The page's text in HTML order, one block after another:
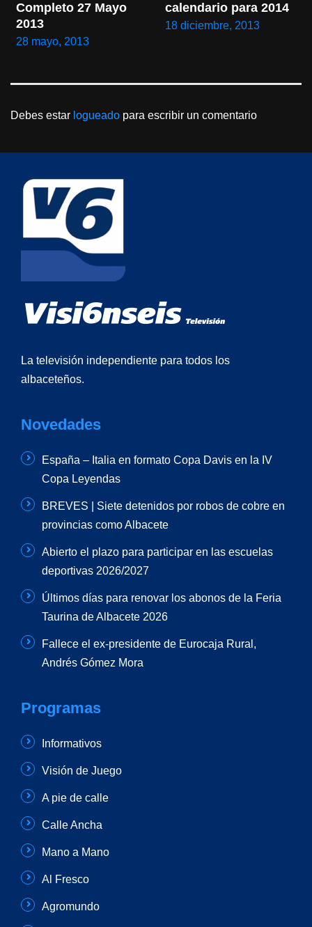
Completo 27 Mayo
2013
28 mayo, 2013
calendario para 2014
18 diciembre, 2013
Debes estar logueado para escribir un comentario
La televisión independiente para todos los
albaceteños.
Novedades
España – Italia en formato Copa Davis en la IV
Copa Leyendas
BREVES | Siete detenidos por robos de cobre en
provincias como Albacete
Abierto el plazo para participar en las escuelas
deportivas 2026/2027
Últimos días para renovar los abonos de la Feria
Taurina de Albacete 2026
Fallece el ex-presidente de Eurocaja Rural,
Andrés Gómez Mora
Programas
Informativos
Visión de Juego
A pie de calle
Calle Ancha
Mano a Mano
Al Fresco
Agromundo